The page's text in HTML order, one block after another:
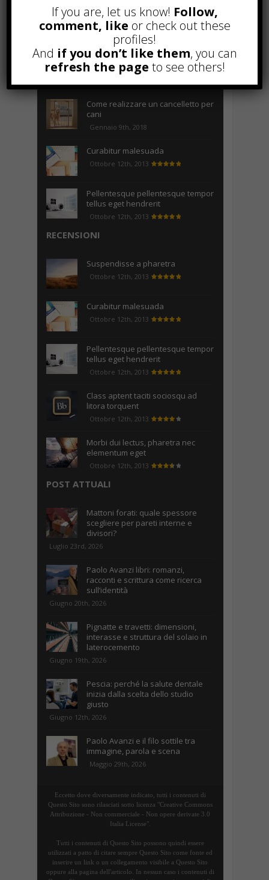
A&R nel Business Music: tutto
quello che c’è da sapere!
Agosto 27th, 2017
Noleggio a breve e lungo termine,
le differenze
Come realizzare un cancelletto per
cani
Gennaio 9th, 2018
Curabitur malesuada
Ottobre 12th, 2013
Pellentesque pellentesque tempor
tellus eget hendrerit
Ottobre 12th, 2013
RECENSIONI
Suspendisse a pharetra
Ottobre 12th, 2013
Curabitur malesuada
Ottobre 12th, 2013
Pellentesque pellentesque tempor
tellus eget hendrerit
Ottobre 12th, 2013
Class aptent taciti sociosqu ad
litora torquent
Ottobre 12th, 2013
Morbi dui lectus, pharetra nec
elementum eget
Ottobre 12th, 2013
POST ATTUALI
Mattoni forati: quale spessore
scegliere per pareti interne e
divisori?
Luglio 23rd, 2026
Paolo Avanzi libri: romanzi,
racconti e scrittura come ricerca
sull’identità
Giugno 20th, 2026
Pignatte e travetti: dimensioni,
interasse e struttura del solaio in
laterocemento
Giugno 19th, 2026
Pescia: perché la salute dentale
inizia dalla scelta dello studio
giusto
Giugno 12th, 2026
Paolo Avanzi e il filo sottile tra
immagine, parola e scena
Maggio 29th, 2026
Eccetto dove diversamente indicato, tutti i contenuti di
Questo Sito sono rilasciati sotto licenza "Creative Commons
Attribuzione - Non commerciale - Non opere derivate 3.0
Italia License".
Tutti i contenuti di Questo Sito possono quindi essere
utilizzati a patto di citare sempre Questo Sito come fonte ed
inserire un link o un collegamento visibile a Questo Sito
oppure alla pagina dell'articolo. In nessun caso i contenuti di
If you are, let us know! Follow,
comment, like or check out these
profiles!
And if you don’t like them, you can
refresh the page to see others!